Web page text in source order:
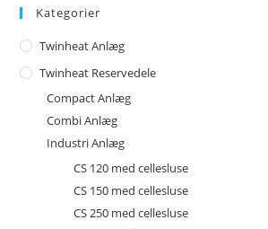
Kategorier
Twinheat Anlæg
Twinheat Reservedele
Compact Anlæg
Combi Anlæg
Industri Anlæg
CS 120 med cellesluse
CS 150 med cellesluse
CS 250 med cellesluse